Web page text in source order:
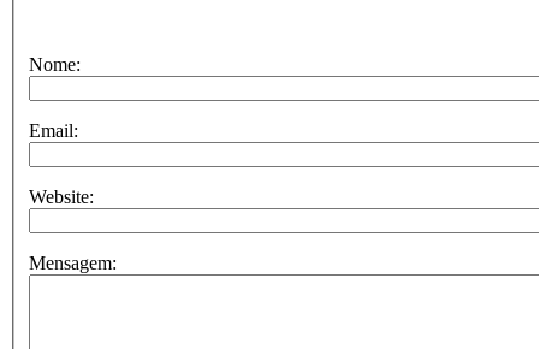
Nome:
Email:
Website:
Mensagem: